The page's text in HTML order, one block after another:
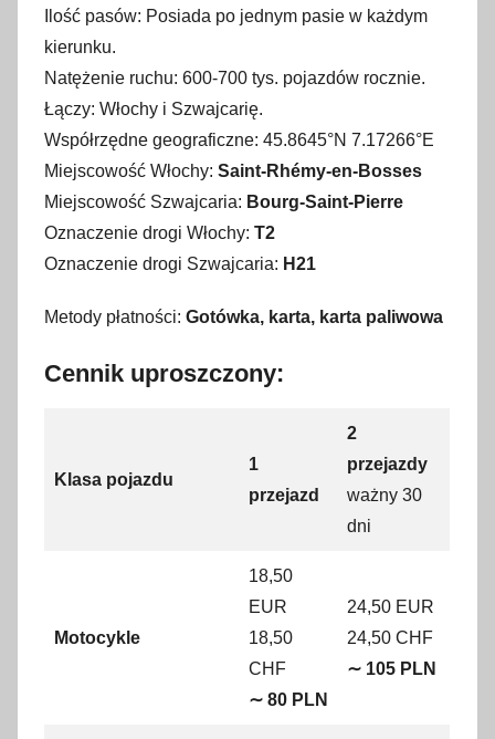
Ilość pasów: Posiada po jednym pasie w każdym
kierunku.
Natężenie ruchu: 600-700 tys. pojazdów rocznie.
Łączy: Włochy i Szwajcarię.
Współrzędne geograficzne: 45.8645°N 7.17266°E
Miejscowość Włochy: Saint-Rhémy-en-Bosses
Miejscowość Szwajcaria: Bourg-Saint-Pierre
Oznaczenie drogi Włochy: T2
Oznaczenie drogi Szwajcaria: H21
Metody płatności: Gotówka, karta, karta paliwowa
Cennik uproszczony:
Klasa pojazdu
1
przejazd
2
przejazdy
ważny 30
dni
Motocykle
18,50
EUR
18,50
CHF
∼ 80 PLN
24,50 EUR
24,50 CHF
∼ 105 PLN